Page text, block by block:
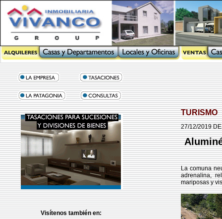
Visítenos también en:
TURISMO
27/12/2019
La comuna
adrenalina,
mariposas y